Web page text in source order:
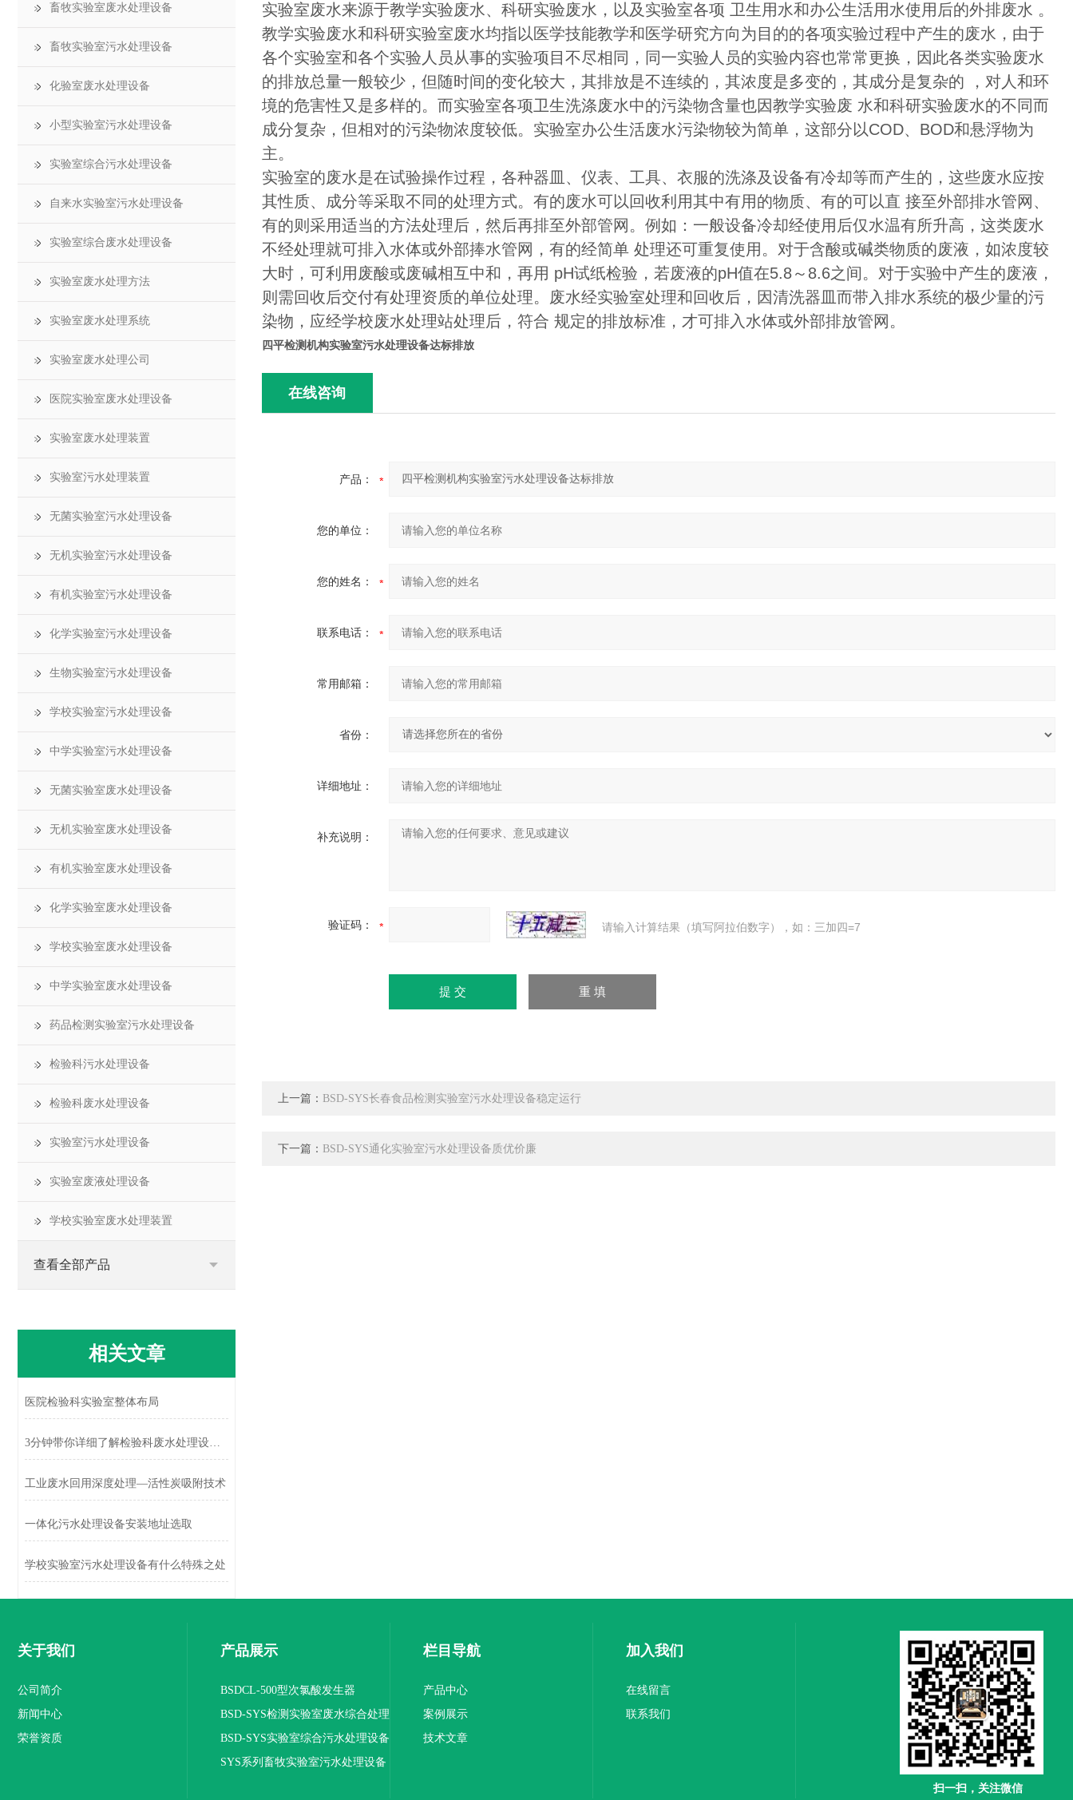
实验室废水来源于教学实验废水、科研实验废水，以及实验室各项 卫生用水和办公生活用水使用后的外排废水 。
教学实验废水和科研实验室废水均指以医学技能教学和医学研究方向为目的的各项实验过程中产生的废水，由于
各个实验室和各个实验人员从事的实验项目不尽相同，同一实验人员的实验内容也常常更换，因此各类实验废水
的排放总量一般较少，但随时间的变化较大，其排放是不连续的，其浓度是多变的，其成分是复杂的 ，对人和环
境的危害性又是多样的。而实验室各项卫生洗涤废水中的污染物含量也因教学实验废 水和科研实验废水的不同而
成分复杂，但相对的污染物浓度较低。实验室办公生活废水污染物较为简单，这部分以COD、BOD和悬浮物为
主。
实验室的废水是在试验操作过程，各种器皿、仪表、工具、衣服的洗涤及设备有冷却等而产生的，这些废水应按
其性质、成分等采取不同的处理方式。有的废水可以回收利用其中有用的物质、有的可以直 接至外部排水管网、
有的则采用适当的方法处理后，然后再排至外部管网。例如：一般设备冷却经使用后仅水温有所升高，这类废水
不经处理就可排入水体或外部捧水管网，有的经简单 处理还可重复使用。对于含酸或碱类物质的废液，如浓度较
大时，可利用废酸或废碱相互中和，再用 pH试纸检验，若废液的pH值在5.8～8.6之间。对于实验中产生的废液，
则需回收后交付有处理资质的单位处理。废水经实验室处理和回收后，因清洗器皿而带入排水系统的极少量的污
染物，应经学校废水处理站处理后，符合 规定的排放标准，才可排入水体或外部排放管网。
四平检测机构实验室污水处理设备达标排放
在线咨询
产品：
您的单位：
您的姓名：
联系电话：
常用邮箱：
省份：
详细地址：
补充说明：
验证码： 请输入计算结果（填写阿拉伯数字），如：三加四=7
上一篇： BSD-SYS长春食品检测实验室污水处理设备稳定运行
下一篇： BSD-SYS通化实验室污水处理设备质优价廉
畜牧实验室废水处理设备
畜牧实验室污水处理设备
化验室废水处理设备
小型实验室污水处理设备
实验室综合污水处理设备
自来水实验室污水处理设备
实验室综合废水处理设备
实验室废水处理方法
实验室废水处理系统
实验室废水处理公司
医院实验室废水处理设备
实验室废水处理装置
实验室污水处理装置
无菌实验室污水处理设备
无机实验室污水处理设备
有机实验室污水处理设备
化学实验室污水处理设备
生物实验室污水处理设备
学校实验室污水处理设备
中学实验室污水处理设备
无菌实验室废水处理设备
无机实验室废水处理设备
有机实验室废水处理设备
化学实验室废水处理设备
学校实验室废水处理设备
中学实验室废水处理设备
药品检测实验室污水处理设备
检验科污水处理设备
检验科废水处理设备
实验室污水处理设备
实验室废液处理设备
学校实验室废水处理装置
查看全部产品
相关文章
医院检验科实验室整体布局
3分钟带你详细了解检验科废水处理设备的9个主要功能特点
工业废水回用深度处理—活性炭吸附技术
一体化污水处理设备安装地址选取
学校实验室污水处理设备有什么特殊之处
关于我们
公司简介
新闻中心
荣誉资质
产品展示
BSDCL-500型次氯酸发生器
BSD-SYS检测实验室废水综合处理
设备
BSD-SYS实验室综合污水处理设备
SYS系列畜牧实验室污水处理设备
栏目导航
产品中心
案例展示
技术文章
加入我们
在线留言
联系我们
扫一扫，关注微信